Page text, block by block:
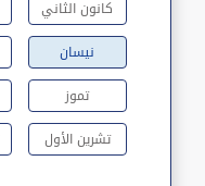
كانون الثاني
نيسان
تموز
تشرين الأول